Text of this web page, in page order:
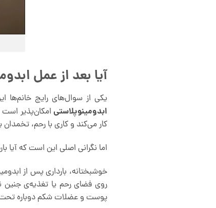
آیا بعد از عمل
یکی از سوال‌های رایج خانم‌ها
ابدومینوپلاستی امکان‌پذیر
کار می‌کند و کاری با رحم، تخمدان
اما نگرانی اصلی این است که آیا
خوشبختانه، بارداری پس از
روی فضای رحم یا تغذیه‌ی جنین
پوست و عضلات شکم دوباره